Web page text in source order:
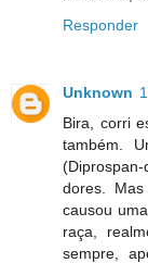
Responder
Unknown
Bira, corri
também.
dores.
causou
raça,
sempre,